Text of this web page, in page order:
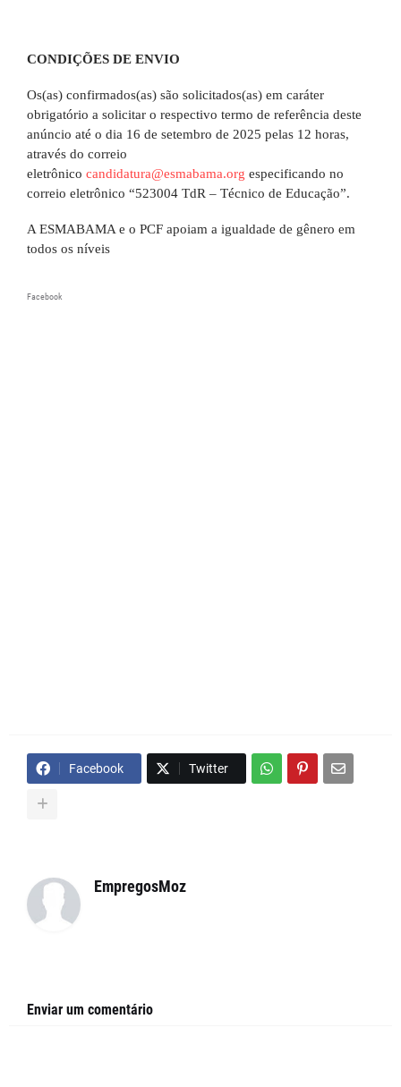
CONDIÇÕES DE ENVIO
Os(as) confirmados(as) são solicitados(as) em caráter
obrigatório a solicitar o respectivo termo de referência deste
anúncio até o dia 16 de setembro de 2025 pelas 12 horas,
através do correio
eletrônico candidatura@esmabama.org especificando no
correio eletrônico “523004 TdR – Técnico de Educação”.
A ESMABAMA e o PCF apoiam a igualdade de gênero em
todos os níveis
Facebook
Facebook Twitter
EmpregosMoz
Enviar um comentário